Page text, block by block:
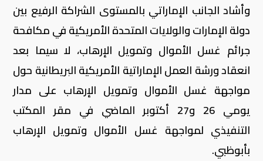
وأشاد الجانب الإماراتي بالمستوى الشراكة الرفيع بين
دولة الإمارات والولايات المتحدة الأمريكية في مكافحة
جرائم غسل الأموال وتمويل الإرهاب، لا سيما بعد
انعقاد ورشة العمل الإماراتية الأمريكية البريطانية حول
مواجهة غسل الأموال وتمويل الإرهاب على مدار
يومي 26 و27 أكتوبر الماضي في مقر المكتب
التنفيذي لمواجهة غسل الأموال وتمويل الإرهاب
بأبوظبي.